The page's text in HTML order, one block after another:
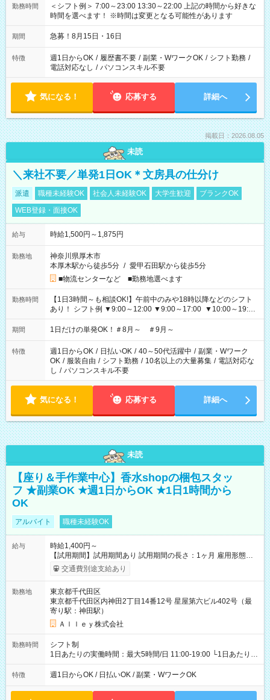
勤務時間
＜シフト例＞ 7:00～23:00 13:30～22:00 上記の時間から好きな
時間を選べます！ ※時間は変更となる可能性があります
期間 急募！8月15日・16日
特徴 週1日からOK / 履歴書不要 / 副業・WワークOK / シフト勤務 /
電話対応なし / パソコンスキル不要
気になる！ 応募する 詳細へ
掲載日：2026.08.05
未読
＼来社不要／単発1日OK＊文房具の仕分け
派遣 職種未経験OK 社会人未経験OK 大学生歓迎
ブランクOK
WEB登録・面接OK
給与 時給1,500円～1,875円
勤務地
神奈川県厚木市
本厚木駅から徒歩5分 / 愛甲石田駅から徒歩5分
■物流センターなど ■勤務地選べます
勤務時間
【1日3時間～も相談OK!】午前中のみや18時以降などのシフト
あり！ シフト例 ▼9:00～12:00 ▼9:00～17:00 ▼10:00～19:00
▼18:00～21:00
期間 1日だけの単発OK！＃8月～ ＃9月～
特徴 週1日からOK / 日払いOK / 40～50代活躍中 / 副業・Wワーク
OK / 服装自由 / シフト勤務 / 10名以上の大量募集 / 電話対応な
し / パソコンスキル不要
気になる！ 応募する 詳細へ
未読
【座り＆手作業中心】香水shopの梱包スタッ
フ ★副業OK ★週1日からOK ★1日1時間から
OK
アルバイト 職種未経験OK
給与
時給1,400円～
【試用期間】試用期間あり 試用期間の長さ：1ヶ月 雇用形態、
給与は本採用時と同じです。
交通費別途支給あり
勤務地
東京都千代田区
東京都千代田区内神田2丁目14番12号 星屋第六ビル402号（最
寄り駅：神田駅）
Ａｌｌｅｙ株式会社
勤務時間
シフト制
1日あたりの実働時間：最大5時間/日 11:00-19:00 └1日あたりの
実働時間：1-5時間 └上記の時間帯内であれば、いつでも勤務可
能！ └平日・土曜日の中で、お好きな曜日でご勤務いただけま
18:00 などのように、自由な働き方が可能なお仕事です！
特徴 週1日からOK / 日払いOK / 副業・WワークOK